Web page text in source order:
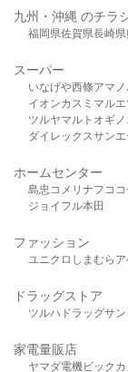
九州・沖縄 のチラ
福岡県佐賀県長崎県
スーパー
いなげや西條アマ
イオンカスミ マルエ
ツルヤマルト オギノ
ダイレックスサンエ
ホームセンター
島忠 コメリ ナフコ
ジョイフル本田
ファッション
ユニクロ しまむら
ドラッグストア
ツルハドラッグサ
家電量販店
ヤマダ電機ビックカ